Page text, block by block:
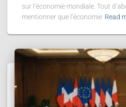
sur l’économie mondiale. Tout
mentionner que l’économie Read